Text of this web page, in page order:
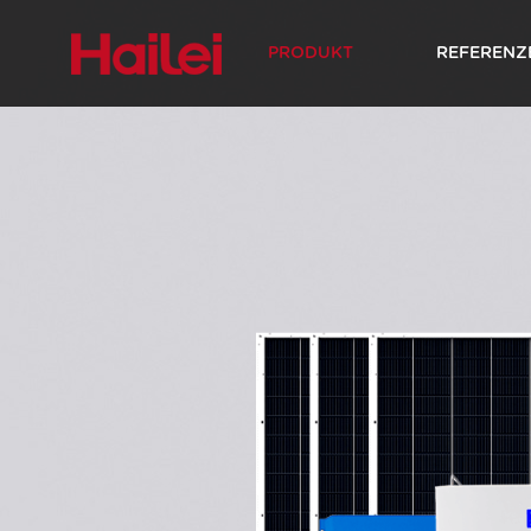
PRODUKT
Solare Energiesysteme
Wechselrichter für
Industrielle und